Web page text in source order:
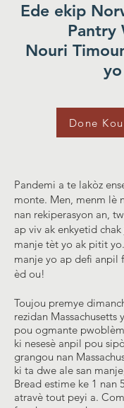
Ede ekip
Pantry
Nouri
yo
Done
Pandemi a te lakòz
monte. Men, menm lè
nan rekiperasyon an,
ap viv ak enkyetid
manje tèt yo ak pitit
manje yo ap defi anpil
èd ou!
Toujou premye
rezidan Massachusetts
pou ogmante
ki nesesè anpil pou
grangou nan
ki ta dwe ale san
Bread estime ke 1 nan
atravè tout peyi a.